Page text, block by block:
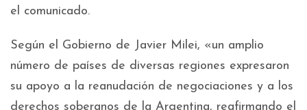
el comunicado.
Según el Gobierno de Javier Milei, «un amplio
número de países de diversas regiones expresaron
su apoyo a la reanudación de negociaciones y a los
derechos soberanos de la Argentina, reafirmando el